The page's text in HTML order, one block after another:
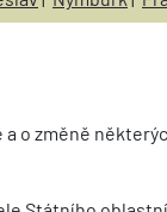
o změně